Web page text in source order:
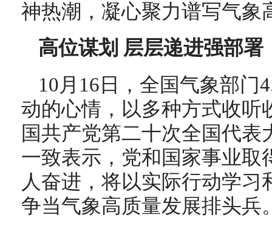
神热潮，凝心聚力谱写气象
高位谋划 层层递进强部署
10月16日，全国气象部门
动的心情，以多种方式收听
国共产党第二十次全国代
一致表示，党和国家事业取
人奋进，将以实际行动学
争当气象高质量发展排头兵